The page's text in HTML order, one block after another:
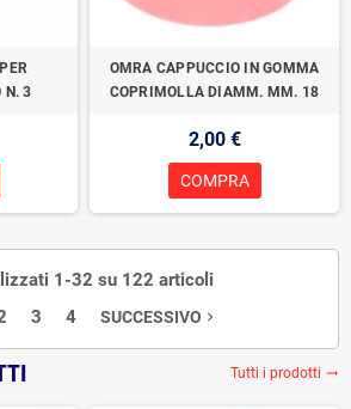
N. 3
OMRA CAPPUCCIO IN GOMMA
COPRIMOLLA DIAMM. MM. 18
2,00 €
COMPRA
1-32 su 122 articoli
3 4 SUCCESSIVO navigate_next
Tutti i prodotti trending_flat